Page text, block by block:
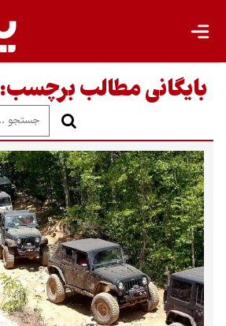
بایگانی مطالب برچسب: